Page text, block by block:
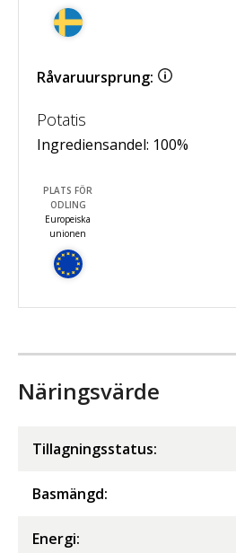
Råvaruursprung:
Potatis
Ingrediensandel: 100%
PLATS FÖR
ODLING
Europeiska
unionen
Näringsvärde
Tillagningsstatus:
Basmängd:
Energi: